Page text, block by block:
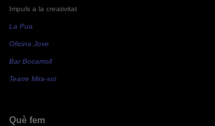
Impuls a la creativitat
La Pua
Oficina Jove
Bar Bocamoll
Teatre Mira-sol
Què fem